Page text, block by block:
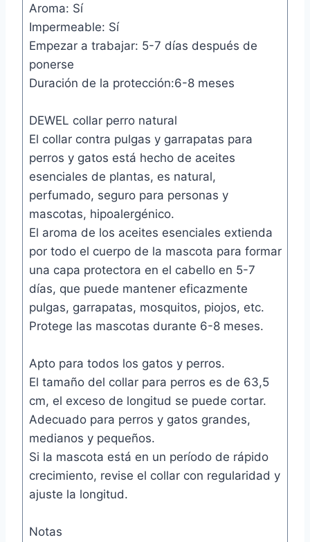
Aroma: Sí
Impermeable: Sí
Empezar a trabajar: 5-7 días después de
ponerse
Duración de la protección:6-8 meses
DEWEL collar perro natural
El collar contra pulgas y garrapatas para
perros y gatos está hecho de aceites
esenciales de plantas, es natural,
perfumado, seguro para personas y
mascotas, hipoalergénico.
El aroma de los aceites esenciales extienda
por todo el cuerpo de la mascota para formar
una capa protectora en el cabello en 5-7
días, que puede mantener eficazmente
pulgas, garrapatas, mosquitos, piojos, etc.
Protege las mascotas durante 6-8 meses.
Apto para todos los gatos y perros.
El tamaño del collar para perros es de 63,5
cm, el exceso de longitud se puede cortar.
Adecuado para perros y gatos grandes,
medianos y pequeños.
Si la mascota está en un período de rápido
crecimiento, revise el collar con regularidad y
ajuste la longitud.
Notas